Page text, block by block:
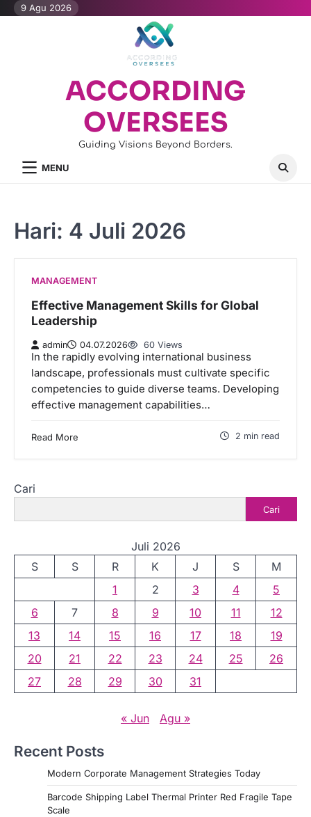
Skip9 Agu 2026
ACCORDING
OVERSEES
Guiding Visions Beyond Borders.
MENU
Hari: 4 Juli 2026
MANAGEMENT
Effective Management Skills for Global
Leadership
admin 04.07.2026 60 Views
In the rapidly evolving international business
landscape, professionals must cultivate specific
competencies to guide diverse teams. Developing
effective management capabilities…
Read More 2 min read
Cari
Cari
Juli 2026
S
S R K J S
M
1
2 3 4
5
6
7 8 9 10 11
12
13
14 15 16 17 18
19
20
21 22 23 24 25
26
27
28 29 30 31
« Jun Agu »
Recent Posts
Modern Corporate Management Strategies Today
Barcode Shipping Label Thermal Printer Red Fragile Tape
Scale